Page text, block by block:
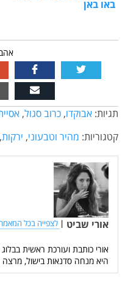
באו באן
תגיות: אבוקדו, כרוב סגול,
קטגוריות: מהיר וטבעוני, ירקות,
אורי שביט | לצפייה בכל
אורי כותבת ועורכת ראשית
היא מנחה סדנאות בישול, מרצה